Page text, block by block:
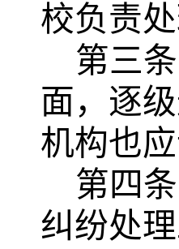
校负责处
第三条
面，逐
机构也
第四条
纠纷处